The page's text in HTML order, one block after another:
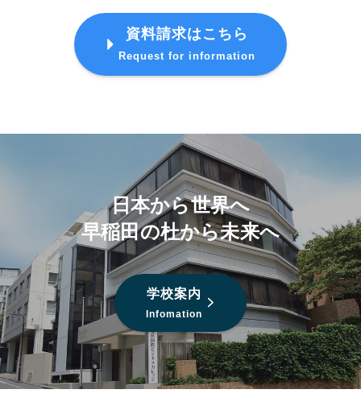
資料請求はこちら
Request for information
日本から世界へ
早稲田の杜から未来へ
学校案内
Infomation